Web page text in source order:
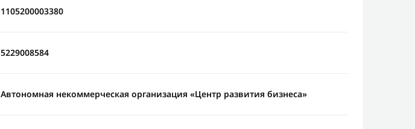
1105200003380
5229008584
Автономная некоммерческая организация «Центр развития бизнеса»